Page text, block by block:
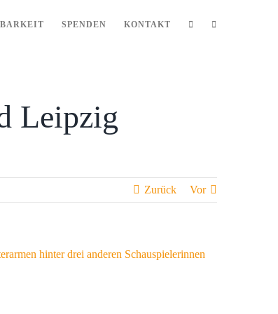
SPENDEN KONTAKT
Leipzig
Zurück Vor